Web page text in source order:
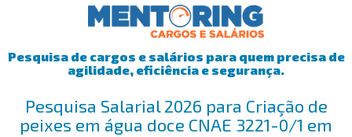
Pesquisa de cargos e salários para quem precisa de
agilidade, eficiência e segurança.
Pesquisa Salarial 2026 para Criação de
peixes em água doce CNAE 3221-0/1 em